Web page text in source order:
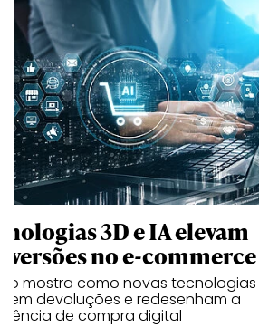
3D e IA elevam
no e-commerce
mostra como novas tecnologias
devoluções e redesenham a
de compra digital